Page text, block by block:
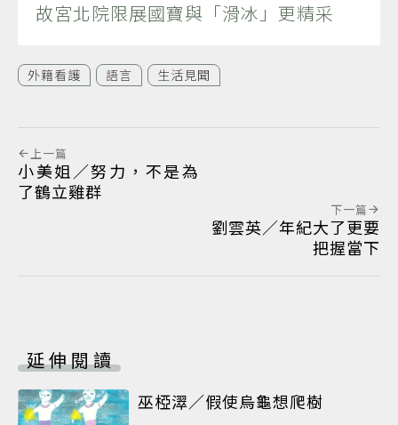
故宮北院限展國寶與「滑冰」更精采
外籍看護 語言 生活見聞
上一篇
小美姐／努力，不是為
了鶴立雞群
下一篇
劉雲英／年紀大了更要
把握當下
延伸閱讀
巫椏濢／假使烏龜想爬樹